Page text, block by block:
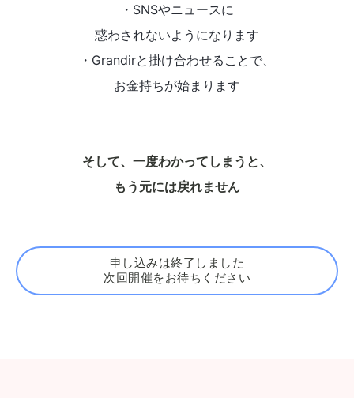
・SNSやニュースに
惑わされないようになります
・Grandirと掛け合わせることで、
お金持ちが始まります
そして、一度わかってしまうと、
もう元には戻れません
申し込みは終了しました
次回開催をお待ちください